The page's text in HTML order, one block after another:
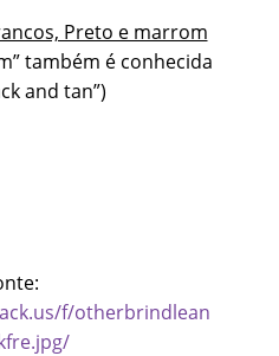
Preto e marrom
também é conhecida
and tan”)
f/otherbrindlean